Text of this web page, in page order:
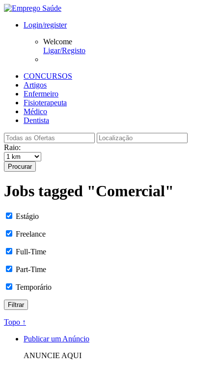
Login/register
Welcome
Ligar/Registo
CONCURSOS
Artigos
Enfermeiro
Fisioterapeuta
Médico
Dentista
Raio:
Procurar
Jobs tagged "Comercial"
Estágio
Freelance
Full-Time
Part-Time
Temporário
Topo ↑
Publicar um Anúncio
ANUNCIE AQUI